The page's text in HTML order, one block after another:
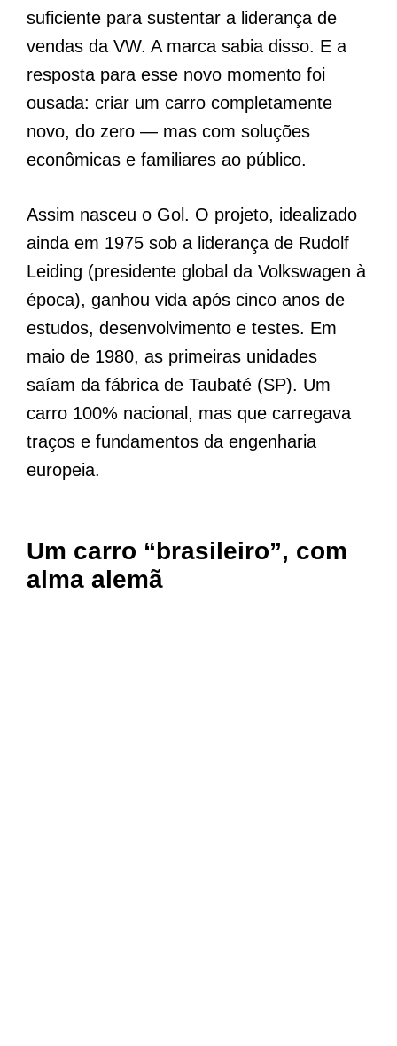
suficiente para sustentar a liderança de
vendas da VW. A marca sabia disso. E a
resposta para esse novo momento foi
ousada: criar um carro completamente
novo, do zero — mas com soluções
econômicas e familiares ao público.
Assim nasceu o Gol. O projeto, idealizado
ainda em 1975 sob a liderança de Rudolf
Leiding (presidente global da Volkswagen à
época), ganhou vida após cinco anos de
estudos, desenvolvimento e testes. Em
maio de 1980, as primeiras unidades
saíam da fábrica de Taubaté (SP). Um
carro 100% nacional, mas que carregava
traços e fundamentos da engenharia
europeia.
Um carro “brasileiro”, com
alma alemã